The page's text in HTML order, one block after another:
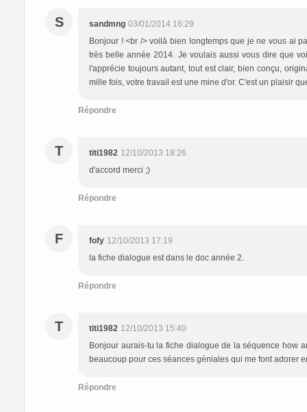
S sandmng 03/01/2014 16:29
Bonjour ! <br /> voilà bien longtemps que je ne vous ai
très belle année 2014. Je voulais aussi vous dire que
l'apprécie toujours autant, tout est clair, bien conçu,
mille fois, votre travail est une mine d'or. C'est un plaisir
Répondre
T titi1982 12/10/2013 18:26
d'accord merci ;)
Répondre
F fofy 12/10/2013 17:19
la fiche dialogue est dans le doc année 2.
Répondre
T titi1982 12/10/2013 15:40
Bonjour aurais-tu la fiche dialogue de la séquence how
beaucoup pour ces séances géniales qui me font adorer
Répondre